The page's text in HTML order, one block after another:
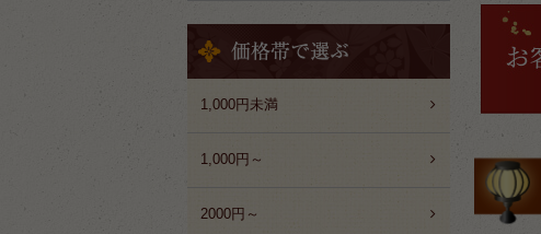
1,000円未満
1,000円～
2000円～